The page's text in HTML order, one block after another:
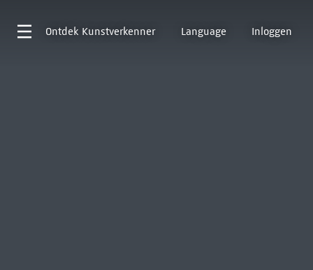
Ontdek Kunstverkenner Language Inloggen